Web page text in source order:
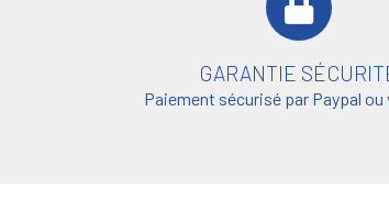
GARANTIE
Paiement sécurisé par Paypal